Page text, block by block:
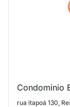
rua itapoá 130,